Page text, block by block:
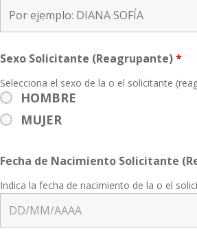
Sexo Solicitante (Reagrupante)*
HOMBRE
MUJER
Selecciona el sexo de la o el solicitante
Fecha de Nacimiento Solicitante
Indica la fecha de nacimiento de la o el